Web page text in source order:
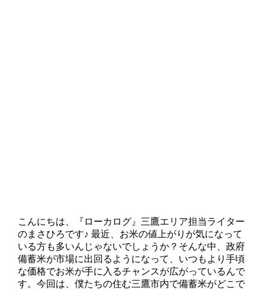
こんにちは、『ローカログ』三鷹エリア担当ライター
のまさひろです♪ 最近、お米の値上がりが気になって
いる方も多いんじゃないでしょうか？そんな中、政府
備蓄米が市場に出回るようになって、いつもより手頃
な価格でお米が手に入るチャンスが広がっているんで
す。今回は、僕たちの住む三鷹市内で備蓄米がどこで